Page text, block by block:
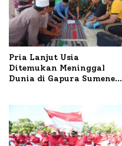
Pria Lanjut Usia
Ditemukan Meninggal
Dunia di Gapura Sumenep,